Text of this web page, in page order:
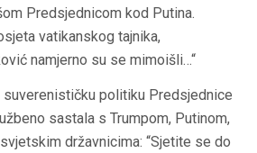
Predsjednicom kod Putina.
vatikanskog tajnika,
namjerno su se mimoišli…“
suverenističku politiku Predsjednice
sastala s Trumpom, Putinom,
državnicima: “Sjetite se do